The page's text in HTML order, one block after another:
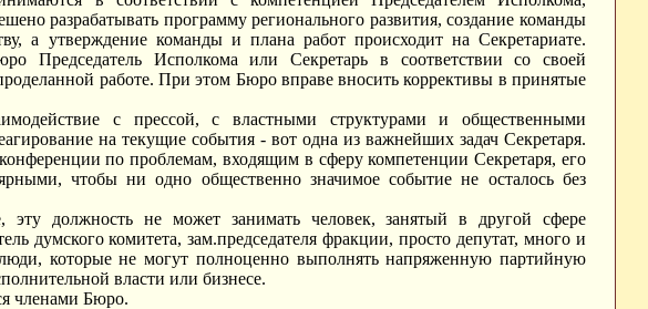
разрабатывать программу регионального развития, создание команды
а утверждение команды и плана работ происходит на Секретариате.
Председатель Исполкома или Секретарь в соответствии со своей
работе. При этом Бюро вправе вносить коррективы в принятые
с прессой, с властными структурами и общественными
на текущие события - вот одна из важнейших задач Секретаря.
по проблемам, входящим в сферу компетенции Секретаря, его
чтобы ни одно общественно значимое событие не осталось без
эту должность не может занимать человек, занятый в другой сфере
думского комитета, зам.председателя фракции, просто депутат, много и
которые не могут полноценно выполнять напряженную партийную
власти или бизнесе.
членами Бюро.